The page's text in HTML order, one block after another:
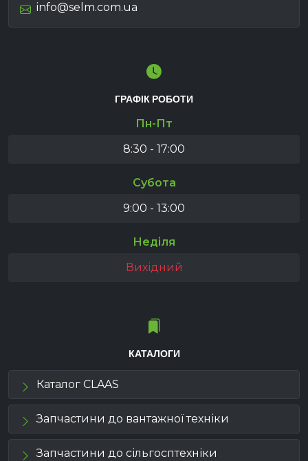
info@selm.com.ua
ГРАФІК РОБОТИ
Пн-Пт
8:30 - 17:00
Субота
9:00 - 13:00
Неділя
Вихідний
КАТАЛОГИ
Каталог CLAAS
Запчастини до вантажної техніки
Запчастини до сільгосптехніки